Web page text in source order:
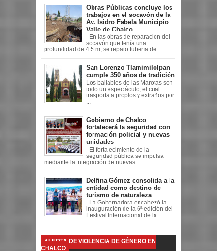
Obras Públicas concluye los
trabajos en el socavón de la
Av. Isidro Fabela Municipio
Valle de Chalco
En las obras de reparación del
socavón que tenía una
profundidad de 4.5 m, se reparó tubería de ...
San Lorenzo Tlamimilolpan
cumple 350 años de tradición
Los bailables de las Marotas son
todo un espectáculo, el cual
trasporta a propios y extraños por
Gobierno de Chalco
fortalecerá la seguridad con
formación policial y nuevas
unidades
El fortalecimiento de la
seguridad pública se impulsa
mediante la integración de nuevas ...
Delfina Gómez consolida a la
entidad como destino de
turismo de naturaleza
La Gobernadora encabezó la
inauguración de la 6ª edición del
Festival Internacional de la ...
ALERTA DE VIOLENCIA DE GÉNERO EN
CHALCO